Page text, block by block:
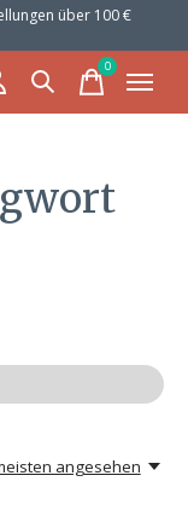
über 100 €
0items
angesehen